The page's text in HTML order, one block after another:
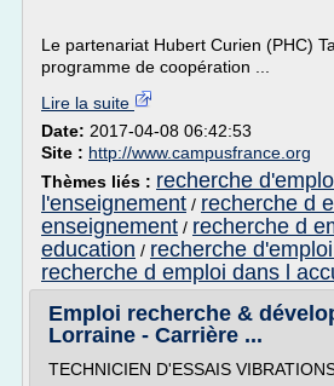
Le partenariat Hubert Curien (PHC)
programme de coopération ...
Lire la suite
Date: 2017-04-08 06:42:53
Site : http://www.campusfrance.org
Thèmes liés : recherche
l'enseignement / recherche d
enseignement / recherche d
education / recherche
recherche d emploi dans l
Emploi recherche &
Lorraine - Carrière ...
TECHNICIEN D'ESSAIS